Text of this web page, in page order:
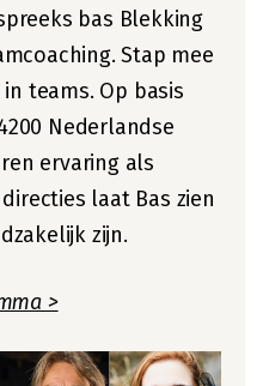
bas Blekking
Stap mee
teams. Op basis
Nederlandse
ervaring als
laat Bas zien
zijn.
>